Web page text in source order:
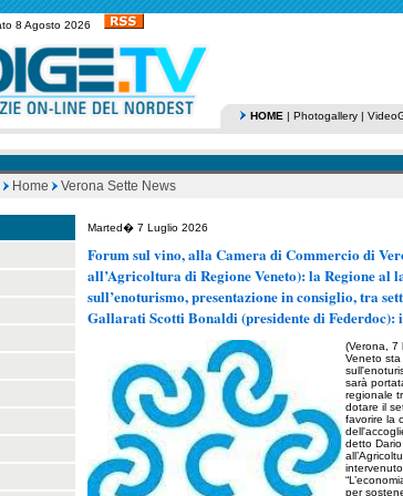
8 Agosto 2026
HOME | Photogallery |
Home Verona Sette News
Marted� 7 Luglio 2026
Forum sul vino, alla Camera di Commercio di
all’Agricoltura di Regione Veneto): la Regione al
sull’enoturismo, presentazione in consiglio, tra
Gallarati Scotti Bonaldi (presidente di Federdoc): i
(Verona, 7
Veneto
sarà
regionale
dotare il
favorire la
detto Dario
per